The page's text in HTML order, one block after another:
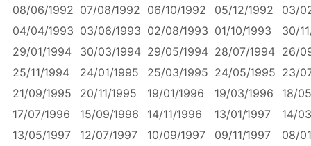
08/06/1992 07/08/1992 06/10/1992 05/12/1992
03/
04/04/1993 03/06/1993 02/08/1993 01/10/1993
30/
29/01/1994
30/03/1994 29/05/1994 28/07/1994 26/
25/11/1994
24/01/1995 25/03/1995 24/05/1995 23/
21/09/1995
20/11/1995 19/01/1996 19/03/1996
18/
17/07/1996
15/09/1996 14/11/1996 13/01/1997
14/
13/05/1997
12/07/1997 10/09/1997 09/11/1997
08/